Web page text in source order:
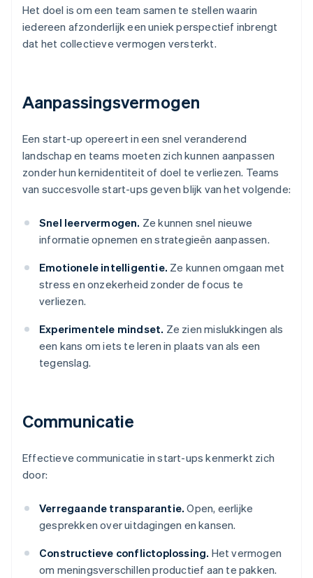
Het doel is om een team samen te stellen waarin
iedereen afzonderlijk een uniek perspectief inbrengt
dat het collectieve vermogen versterkt.
Aanpassingsvermogen
Een start-up opereert in een snel veranderend
landschap en teams moeten zich kunnen aanpassen
zonder hun kernidentiteit of doel te verliezen. Teams
van succesvolle start-ups geven blijk van het volgende:
Snel leervermogen. Ze kunnen snel nieuwe
informatie opnemen en strategieën aanpassen.
Emotionele intelligentie. Ze kunnen omgaan met
stress en onzekerheid zonder de focus te
verliezen.
Experimentele mindset. Ze zien mislukkingen als
een kans om iets te leren in plaats van als een
tegenslag.
Communicatie
Effectieve communicatie in start-ups kenmerkt zich
door:
Verregaande transparantie. Open, eerlijke
gesprekken over uitdagingen en kansen.
Constructieve conflictoplossing. Het vermogen
om meningsverschillen productief aan te pakken.